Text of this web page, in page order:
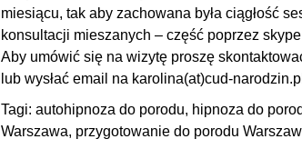
miesiącu, tak aby zachowana była ciągłość
konsultacji mieszanych – część poprzez
Aby umówić się na wizytę proszę
lub wysłać email na karolina(at)cud-narodzin.pl
Tagi: autohipnoza do porodu, hipnoza do
Warszawa, przygotowanie do porodu